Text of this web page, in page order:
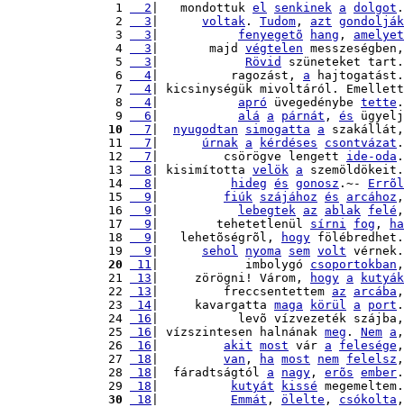
1
  2
|   mondottuk el senkinek a dolgot
2
  3
voltak . Tudom , azt gondolják
3
  3
fenyegetõ hang , amelyet
4
  3
|       majd végtelen
5
  3
Rövid
szüneteket
6
  4
|          ragozást, a
7
  4
| kicsinységük mivoltáról.
8
  4
apró üvegedénybe tette
9
  6
alá a párnát , és
10
  7
nyugodtan simogatta a
11
  7
úrnak a kérdéses csontvázat
12
  7
|         csörögve lengett ide-oda
13
  8
| kisimította velök a
14
  8
hideg és gonosz .~- Errõl
15
  9
fiúk szájához és arcához
16
  9
lebegtek az ablak felé
17
  9
|        tehetetlenül sírni fog ,
ha
18
  9
|   lehetõségrõl, hogy
19
  9
sehol nyoma sem volt
20
11 |            imbolygó csoportokban
21
13 |     zörögni! Várom, hogy a
kutyák
22
13 |         freccsentettem az arcába
23
14 |     kavargatta maga körül a port
24
16 |           levõ vízvezeték
25
16 | vízszintesen halnának meg . Nem a
26
16 akit most vár a felesége
27
18 van , ha most nem felelsz
28
18 |  fáradtságtól a nagy , erõs ember
29
18 kutyát kissé
30
18 Emmát , ölelte , csókolta